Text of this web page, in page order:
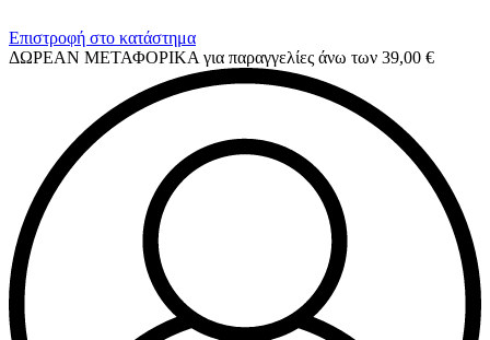
Επιστροφή στο κατάστημα
ΔΩΡΕΑΝ ΜΕΤΑΦΟΡΙΚΑ για παραγγελίες άνω των 39,00 €